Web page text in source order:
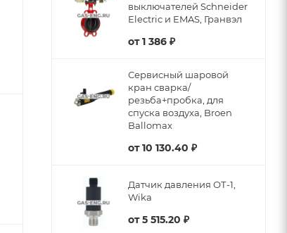
выключателей Schneider
Electric и EMAS, Гранвэл
от1 386 ₽
Сервисный шаровой
кран сварка/
резьба+пробка, для
спуска воздуха, Broen
Ballomax
от10 130.40 ₽
Датчик давления ОТ-1,
Wika
от5 515.20 ₽